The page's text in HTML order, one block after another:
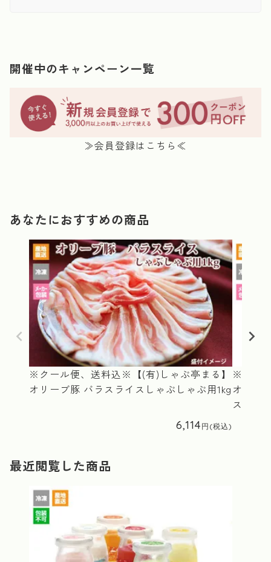
開催中のキャンペーン一覧
≫会員登録はこちら≪
あなたにおすすめの商品
※クール便、送料込※【(有)しゃぶ亭まる】
オリーブ豚 バラスライスしゃぶしゃぶ用1kg
6,114
※クー
オリー
ス付)化
最近閲覧した商品